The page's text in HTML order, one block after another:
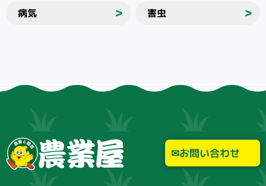
病気 ＞ 害虫 ＞
お問い合わせ